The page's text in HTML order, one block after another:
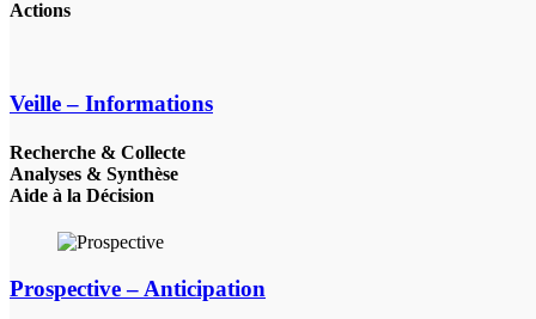
Actions
Veille – Informations
Recherche & Collecte
Analyses & Synthèse
Aide à la Décision
Prospective – Anticipation